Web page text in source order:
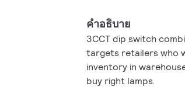
คำอธิบาย
3CCT dip switch
targets retailers who
inventory in
buy right lamps.